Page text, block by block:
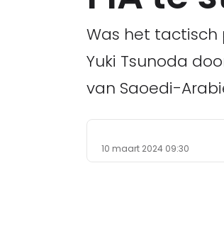
Was het
Yuki Tsunoda
van Saoedi-
10 maart 2024 09:30